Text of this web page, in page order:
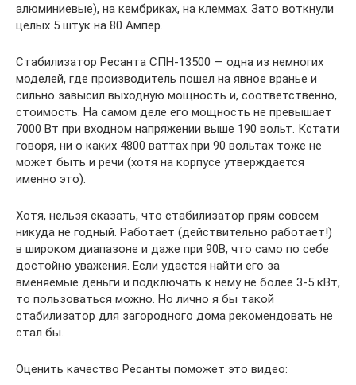
алюминиевые), на кембриках, на клеммах. Зато воткнули
целых 5 штук на 80 Ампер.
Стабилизатор Ресанта СПН-13500 — одна из немногих
моделей, где производитель пошел на явное вранье и
сильно завысил выходную мощность и, соответственно,
стоимость. На самом деле его мощность не превышает
7000 Вт при входном напряжении выше 190 вольт. Кстати
говоря, ни о каких 4800 ваттах при 90 вольтах тоже не
может быть и речи (хотя на корпусе утверждается
именно это).
Хотя, нельзя сказать, что стабилизатор прям совсем
никуда не годный. Работает (действительно работает!)
в широком диапазоне и даже при 90В, что само по себе
достойно уважения. Если удастся найти его за
вменяемые деньги и подключать к нему не более 3-5 кВт,
то пользоваться можно. Но лично я бы такой
стабилизатор для загородного дома рекомендовать не
стал бы.
Оценить качество Ресанты поможет это видео: